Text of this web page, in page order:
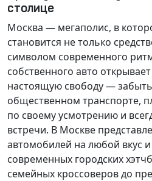
столице
Москва — мегаполис, в
становится не только
символом современного
собственного авто
настоящую свободу —
общественном транспорте,
по своему усмотрению и
встречи. В Москве
автомобилей на любой вкус
современных городских
семейных кроссоверов до